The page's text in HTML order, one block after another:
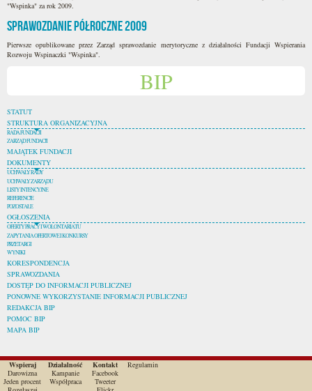
"Wspinka" za rok 2009.
Sprawozdanie półroczne 2009
Pierwsze opublikowane przez Zarząd sprawozdanie merytoryczne z działalności Fundacji Wspierania
Rozwoju Wspinaczki "Wspinka".
BIP
STATUT
STRUKTURA ORGANIZACYJNA
RADA FUNDACJI
ZARZĄD FUNDACJI
MAJĄTEK FUNDACJI
DOKUMENTY
UCHWAŁY RADY
UCHWAŁY ZARZĄDU
LISTY INTENCYJNE
REFERENCJE
POZOSTAŁE
OGŁOSZENIA
OFERTY PRACY I WOLONTARIATU
ZAPYTANIA OFERTOWE I KONKURSY
PRZETARGI
WYNIKI
KORESPONDENCJA
SPRAWOZDANIA
DOSTĘP DO INFORMACJI PUBLICZNEJ
PONOWNE WYKORZYSTANIE INFORMACJI PUBLICZNEJ
REDAKCJA BIP
POMOC BIP
MAPA BIP
Wspieraj
Darowizna
Jeden procent
Działalność
Kampanie
Współpraca
Kontakt
Facebook
Tweeter
Regulamin